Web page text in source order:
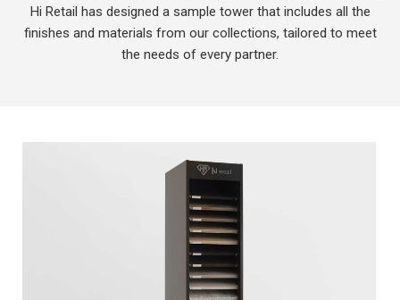
Hi Retail has designed a sample tower that includes all the
finishes and materials from our collections, tailored to meet
the needs of every partner.